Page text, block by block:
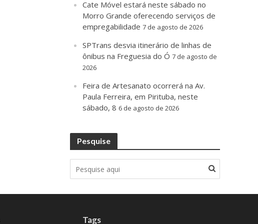
Cate Móvel estará neste sábado no
Morro Grande oferecendo serviços de
empregabilidade 7 de agosto de 2026
SPTrans desvia itinerário de linhas de
ônibus na Freguesia do Ó 7 de agosto de
2026
Feira de Artesanato ocorrerá na Av.
Paula Ferreira, em Pirituba, neste
sábado, 8 6 de agosto de 2026
Pesquise
Tags